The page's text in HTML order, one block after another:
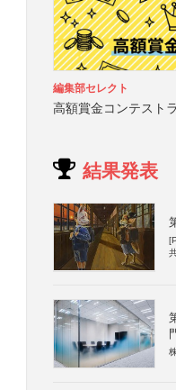
編集部セレクト
高額賞金コンテスト
結果発表